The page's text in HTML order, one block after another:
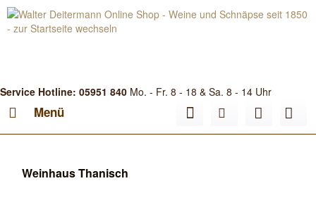
Service Hotline: 05951 840 Mo. - Fr. 8 - 18 & Sa. 8 - 14 Uhr
Menü
Weinhaus Thanisch